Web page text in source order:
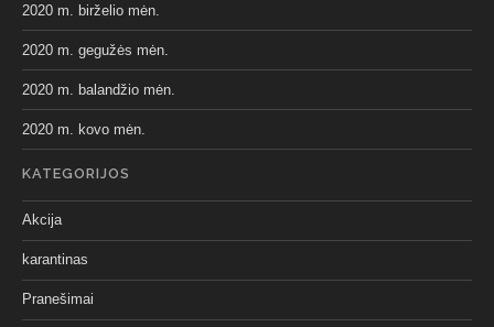
2020 m. birželio mėn.
2020 m. gegužės mėn.
2020 m. balandžio mėn.
2020 m. kovo mėn.
KATEGORIJOS
Akcija
karantinas
Pranešimai